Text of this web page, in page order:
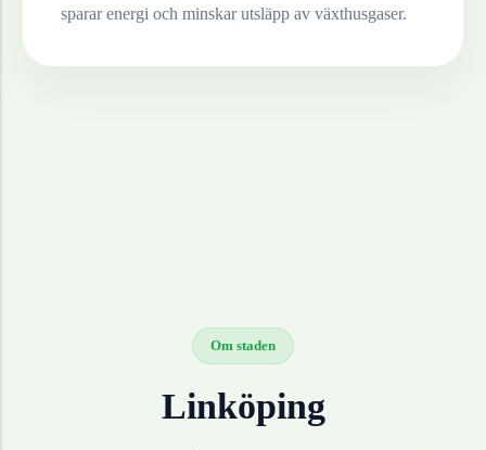
sparar energi och minskar utsläpp av växthusgaser.
Om staden
Linköping